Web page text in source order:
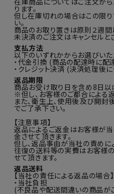
ります。
但し在庫切れの場合はこの限り
い。
商品のお取り置きは原則２週
未決済のご注文はキャンセルと
支払方法
以下のいずれかからお選びいた
・代金引換 (商品の配達時に配
・クレジット決済 (決済処理後
返品期限
商品お受け取り日を含め8日以
※但し、お客様のご都合による
また、衛生上、使用後及び開
でご了承下さい。
【注意事項】
返品によるご返金はお客様が
金させて頂きます。
但し、返品事由が当社の責め
往復の送料等の実費はお客様
せて頂きます。
返品送料
【当社の責任による返品の場合】
・当社負担
(不良品や配送間違いの商品が